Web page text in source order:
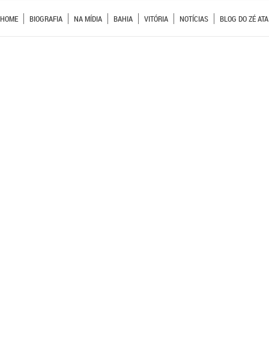
HOME BIOGRAFIA NA MÍDIA BAHIA VITÓRIA NOTÍCIAS BLOG DO ZÉ